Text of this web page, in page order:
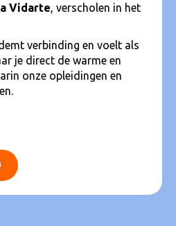
Vidarte, verscholen in het
verbinding en voelt als
je direct de warme en
onze opleidingen en